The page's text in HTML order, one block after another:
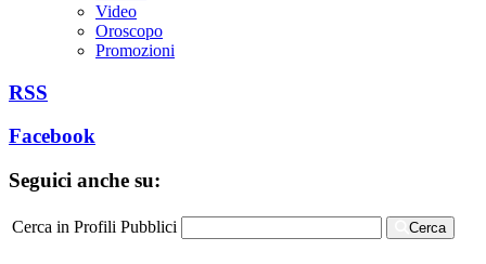
Video
Oroscopo
Promozioni
RSS
Facebook
Seguici anche su:
Cerca in Profili Pubblici Cerca